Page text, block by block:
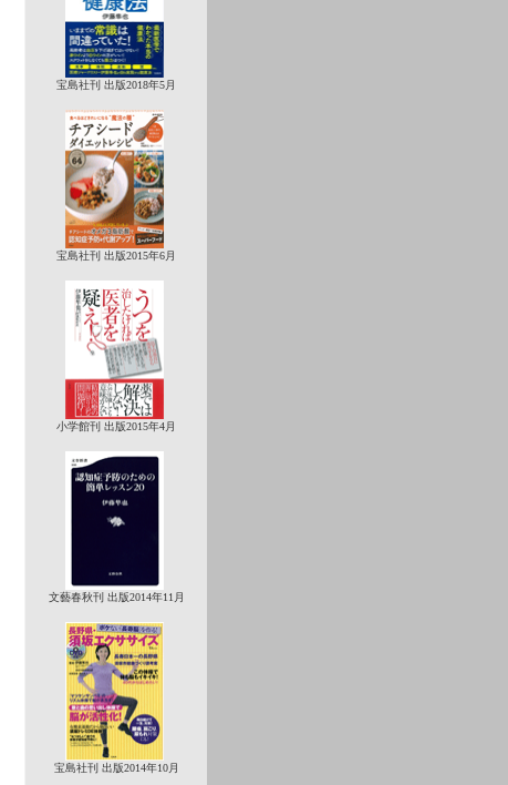
宝島社刊 出版2018年5月
宝島社刊 出版2015年6月
小学館刊 出版2015年4月
文藝春秋刊 出版2014年11月
宝島社刊 出版2014年10月